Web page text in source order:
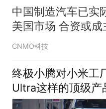
中国制造汽车已实
美国市场 合资或成
式
CNMO科技
终极小腾对小米工
Ultra这样的顶级产